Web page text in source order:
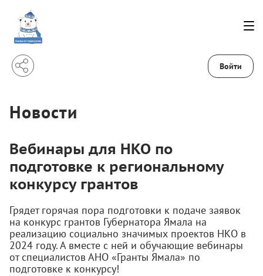
Войти
Новости
Вебинары для НКО по
подготовке к региональному
конкурсу грантов
Грядет горячая пора подготовки к подаче заявок
на конкурс грантов Губернатора Ямала на
реализацию социально значимых проектов НКО в
2024 году. А вместе с ней и обучающие вебинары
от специалистов АНО «Гранты Ямала» по
подготовке к конкурсу!